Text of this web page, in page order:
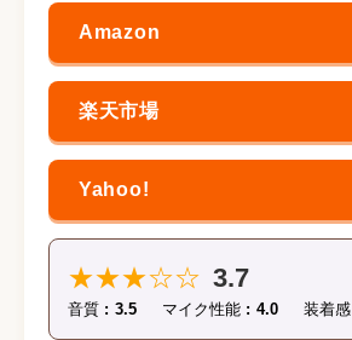
★★★☆☆ 3.7
音質 3.5 マイク性能 4.0 装着感